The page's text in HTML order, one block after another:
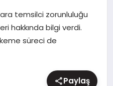
temsilci zorunluluğu
hakkında bilgi verdi.
süreci de
Paylaş